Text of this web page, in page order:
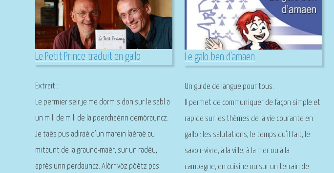
Le Petit Prince traduit en gallo
Extrait :
Le permier seir je me dormis don sur le sabl a
un mill de mill de la poerchaènn demórauncz.
Je taés pus adiraé q'un marein laèraé au
mitaunt de la graund-maér, sur un radèu,
aprés unn perdauncz. Alórr vóz póétz pas
Le galo ben d'amaen
Un guide de langue pour tous.
Il permet de communiquer de façon simple et
rapide sur les thèmes de la vie courante en
gallo : les salutations, le temps qu’il fait, le
savoir-vivre, à la ville, à la mer ou à la
campagne, en cuisine ou sur un terrain de